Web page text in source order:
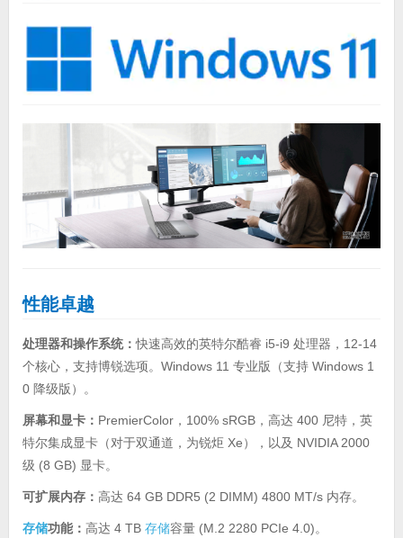
性能卓越
处理器和操作系统：快速高效的英特尔酷睿 i5-i9 处理器，12-14
个核心，支持博锐选项。Windows 11 专业版（支持 Windows 1
0 降级版）。
屏幕和显卡： PremierColor，100% sRGB，高达 400 尼特，英
特尔集成显卡（对于双通道，为锐炬 Xe），以及 NVIDIA 2000
级 (8 GB) 显卡。
可扩展内存： 高达 64 GB DDR5 (2 DIMM) 4800 MT/s 内存。
存储功能： 高达 4 TB 存储容量 (M.2 2280 PCIe 4.0)。